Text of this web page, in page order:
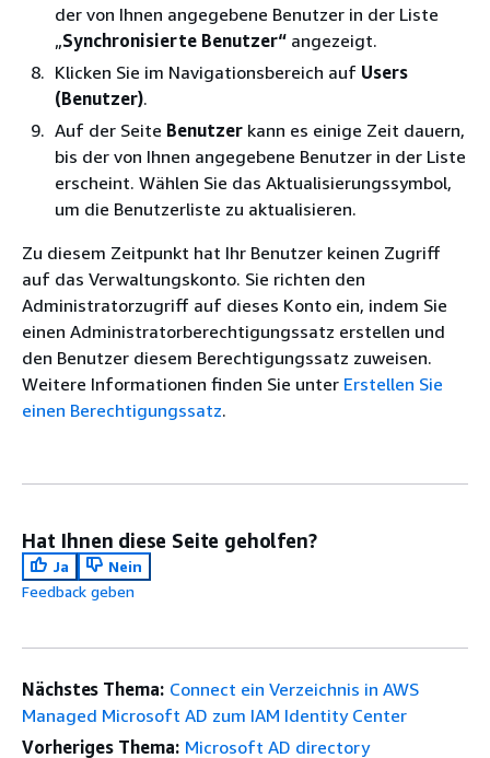
der von Ihnen angegebene Benutzer in der Liste
„Synchronisierte Benutzer“ angezeigt.
Klicken Sie im Navigationsbereich auf Users
(Benutzer).
Auf der Seite Benutzer kann es einige Zeit dauern,
bis der von Ihnen angegebene Benutzer in der Liste
erscheint. Wählen Sie das Aktualisierungssymbol,
um die Benutzerliste zu aktualisieren.
Zu diesem Zeitpunkt hat Ihr Benutzer keinen Zugriff
auf das Verwaltungskonto. Sie richten den
Administratorzugriff auf dieses Konto ein, indem Sie
einen Administratorberechtigungssatz erstellen und
den Benutzer diesem Berechtigungssatz zuweisen.
Weitere Informationen finden Sie unter Erstellen Sie
einen Berechtigungssatz.
Hat Ihnen diese Seite geholfen?
Ja
Nein
Feedback geben
Nächstes Thema: Connect ein Verzeichnis in AWS
Managed Microsoft AD zum IAM Identity Center
Vorheriges Thema: Microsoft AD directory